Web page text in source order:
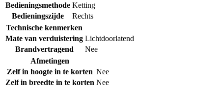
Bedieningsmethode Ketting
Bedieningszijde
Rechts
Technische kenmerken
Mate van verduistering Lichtdoorlatend
Brandvertragend
Nee
Afmetingen
Zelf in hoogte in te korten Nee
Zelf in breedte in te korten Nee